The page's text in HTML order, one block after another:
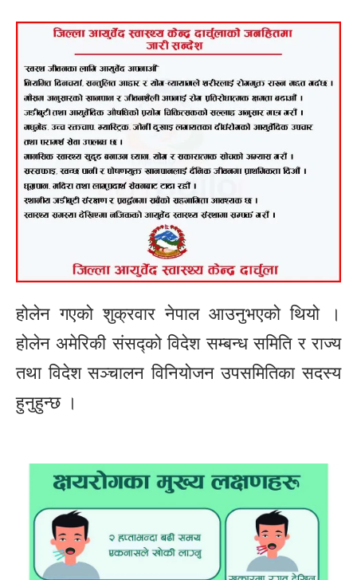
होलेन गएको शुक्रवार नेपाल आउनुभएको थियो ।
होलेन अमेरिकी संसद्को विदेश सम्बन्ध समिति र राज्य
तथा विदेश सञ्चालन विनियोजन उपसमितिका सदस्य
हुनुहुन्छ ।